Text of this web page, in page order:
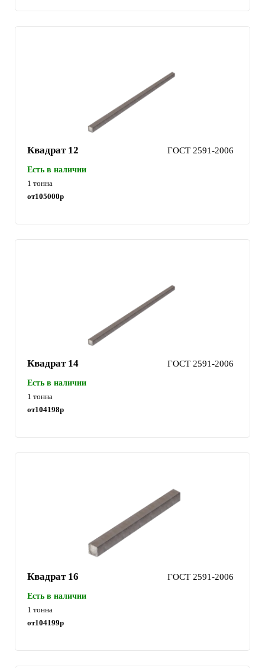
Квадрат 12 ГОСТ 2591-2006
Есть в наличии
1 тонна
от105000р
Квадрат 14 ГОСТ 2591-2006
Есть в наличии
1 тонна
от104198р
Квадрат 16 ГОСТ 2591-2006
Есть в наличии
1 тонна
от104199р